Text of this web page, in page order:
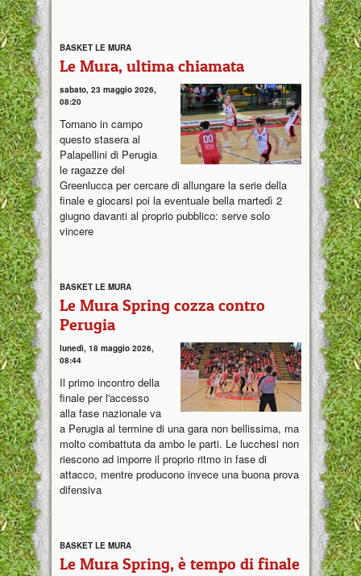
BASKET LE MURA
Le Mura, ultima chiamata
sabato, 23 maggio 2026,
08:20
Tornano in campo
questo stasera al
Palapellini di Perugia
le ragazze del
Greenlucca per cercare di allungare la serie della
finale e giocarsi poi la eventuale bella martedì 2
giugno davanti al proprio pubblico: serve solo
vincere
BASKET LE MURA
Le Mura Spring cozza contro
Perugia
lunedì, 18 maggio 2026,
08:44
Il primo incontro della
finale per l'accesso
alla fase nazionale va
a Perugia al termine di una gara non bellissima, ma
molto combattuta da ambo le parti. Le lucchesi non
riescono ad imporre il proprio ritmo in fase di
attacco, mentre producono invece una buona prova
difensiva
BASKET LE MURA
Le Mura Spring, è tempo di finale